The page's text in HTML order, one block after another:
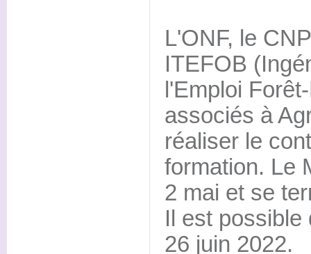
L'ONF, le
ITEFOB
l'Emploi
associés à
réaliser le
formation. Le
2 mai et se
Il est possible
26 juin 2022.